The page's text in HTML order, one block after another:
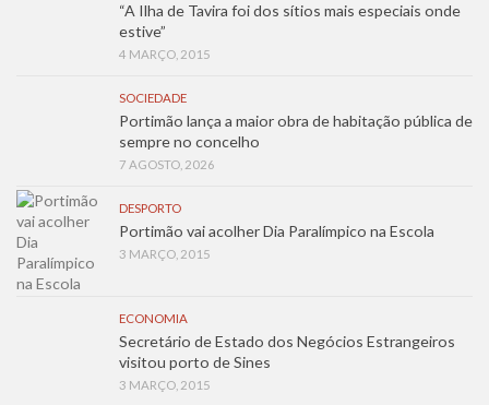
“A Ilha de Tavira foi dos sítios mais especiais onde
estive”
4 MARÇO, 2015
SOCIEDADE
Portimão lança a maior obra de habitação pública de
sempre no concelho
7 AGOSTO, 2026
DESPORTO
Portimão vai acolher Dia Paralímpico na Escola
3 MARÇO, 2015
ECONOMIA
Secretário de Estado dos Negócios Estrangeiros
visitou porto de Sines
3 MARÇO, 2015